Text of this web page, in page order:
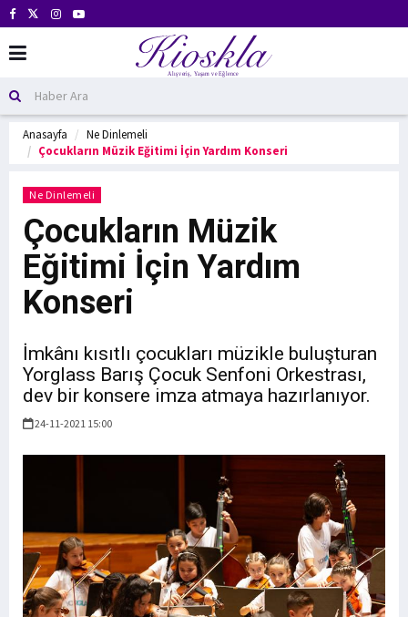
Anasayfa
Ne Dinlemeli
Çocukların Müzik Eğitimi İçin Yardım Konseri
Ne Dinlemeli
Çocukların Müzik
Eğitimi İçin Yardım
Konseri
İmkânı kısıtlı çocukları müzikle buluşturan
Yorglass Barış Çocuk Senfoni Orkestrası,
dev bir konsere imza atmaya hazırlanıyor.
24-11-2021 15:00